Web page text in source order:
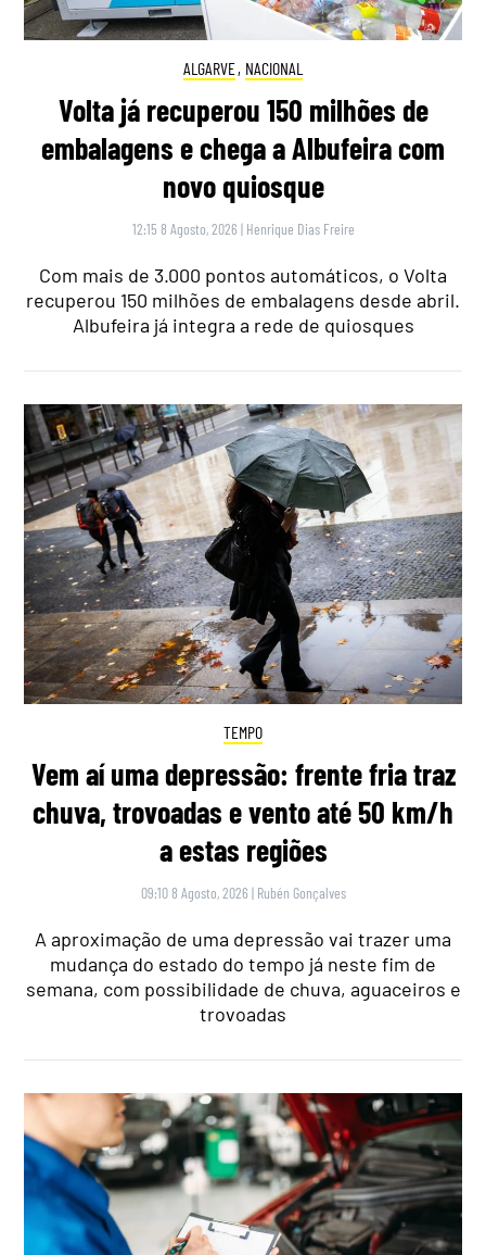
ALGARVE, NACIONAL
Volta já recuperou 150 milhões de
embalagens e chega a Albufeira com
novo quiosque
12:15 8 Agosto, 2026 | Henrique Dias Freire
Com mais de 3.000 pontos automáticos, o Volta
recuperou 150 milhões de embalagens desde abril.
Albufeira já integra a rede de quiosques
TEMPO
Vem aí uma depressão: frente fria traz
chuva, trovoadas e vento até 50 km/h
a estas regiões
09:10 8 Agosto, 2026 | Rubén Gonçalves
A aproximação de uma depressão vai trazer uma
mudança do estado do tempo já neste fim de
semana, com possibilidade de chuva, aguaceiros e
trovoadas